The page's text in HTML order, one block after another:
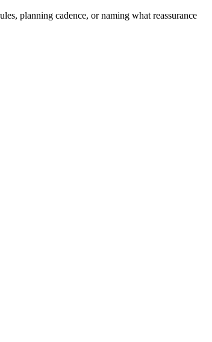
planning cadence, or naming what reassurance